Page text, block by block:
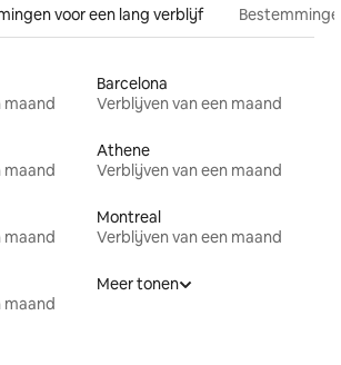
voor een lang verblijf
maand
Barcelona
Verblijven van een maand
maand
Athene
Verblijven van een maand
maand
Montreal
Verblijven van een maand
maand
Meer tonen